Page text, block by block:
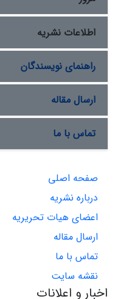
اطلاعات نشریه
راهنمای نویسندگان
ارسال مقاله
تماس با ما
صفحه اصلی
درباره نشریه
اعضای هیات تحریریه
ارسال مقاله
تماس با ما
نقشه سایت
اخبار و اعلانات